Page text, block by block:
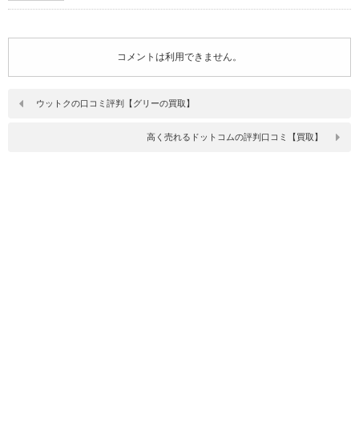
コメントは利用できません。
ウットクの口コミ評判【グリーの買取】
高く売れるドットコムの評判口コミ【買取】